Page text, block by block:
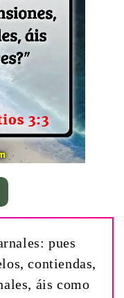
pues
contiendas,
áis como